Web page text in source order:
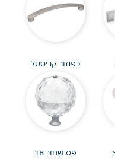
כפתור קריסטל
פס שחור 18